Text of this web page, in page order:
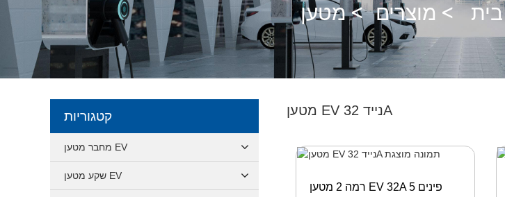
בית מוצרים
קטגוריות
מחבר מטען EV
שקע מטען EV
מטען EV נייד 32A
רמה 2 מטען EV 32A 5 פינים